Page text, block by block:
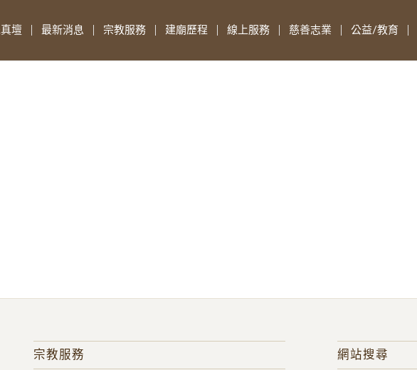
壇 最新消息 宗教服務 建廟歷程 線上服務 慈善志業 公益/教育
宗教服務 網站搜尋